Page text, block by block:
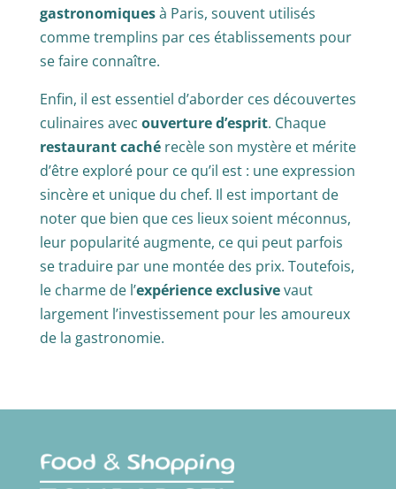
gastronomiquesà Paris, souvent utilisés
comme tremplins par ces établissements pour
se faire connaître.
Enfin, il est essentiel d’aborder ces découvertes
culinaires avec ouverture d’esprit. Chaque
restaurant cachérecèle son mystère et mérite
d’être exploré pour ce qu’il est : une expression
sincère et unique du chef. Il est important de
noter que bien que ces lieux soient méconnus,
leur popularité augmente, ce qui peut parfois
se traduire par une montée des prix. Toutefois,
le charme de l’expérience exclusivevaut
largement l’investissement pour les amoureux
de la gastronomie.